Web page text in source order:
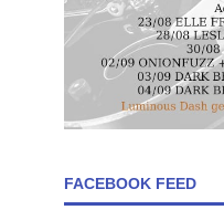
FACEBOOK FEED